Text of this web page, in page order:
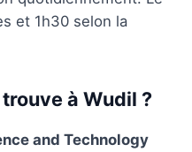
et 1h30 selon la
à Wudil ?
and Technology